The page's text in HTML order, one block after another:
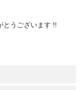
とうございます !!